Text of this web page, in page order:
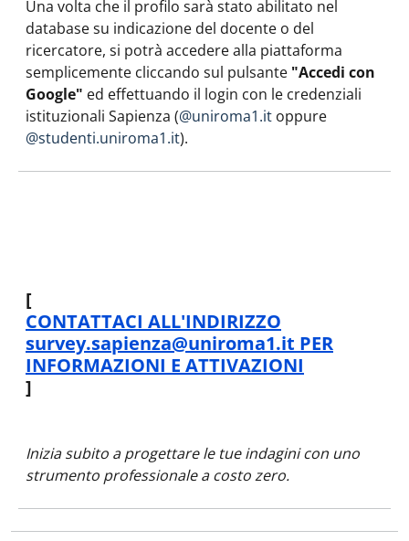
Una volta che il profilo sarà stato abilitato nel
database su indicazione del docente o del
ricercatore, si potrà accedere alla piattaforma
semplicemente cliccando sul pulsante "Accedi con
Google" ed effettuando il login con le credenziali
istituzionali Sapienza (@uniroma1.it oppure
@studenti.uniroma1.it).
[
CONTATTACI ALL'INDIRIZZO
survey.sapienza@uniroma1.it PER
INFORMAZIONI E ATTIVAZIONI
]
Inizia subito a progettare le tue indagini con uno
strumento professionale a costo zero.